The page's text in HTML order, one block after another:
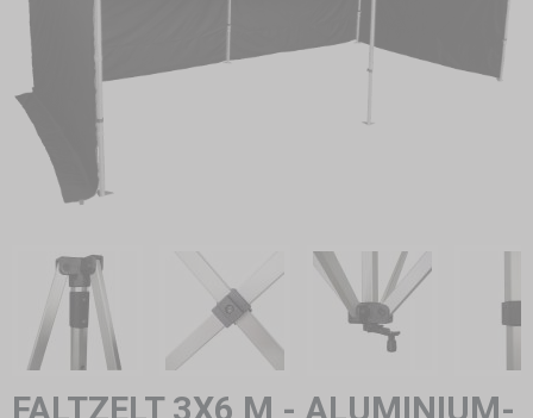
FALTZELT 3X6 M - ALUMINIUM-